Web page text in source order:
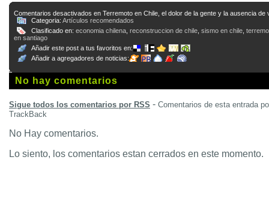
Comentarios desactivados en Terremoto en Chile, el dolor de la gente y la ausencia de
Categoria: Artículos recomendados
Clasificado en: economia chilena reconstruccion de chile sismo en chile
en santiago
Añadir este post a tus favoritos en:
Añadir a agregadores de noticias:
No hay comentarios
Sigue todos los comentarios por RSS - Comentarios de esta entrada
TrackBack
No Hay comentarios.
Lo siento, los comentarios estan cerrados en este momento.